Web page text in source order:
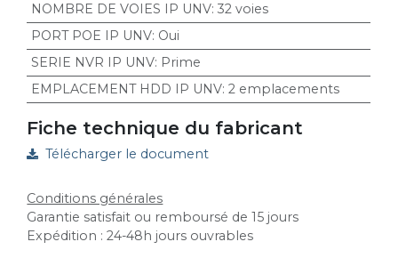
NOMBRE DE VOIES IP UNV:32 voies
PORT POE IP UNV: Oui
SERIE NVR IP UNV: Prime
EMPLACEMENT HDD IP UNV: 2 emplacements
Fiche technique du fabricant
Télécharger le document
Conditions générales
Garantie satisfait ou remboursé de 15 jours
Expédition : 24-48h jours ouvrables